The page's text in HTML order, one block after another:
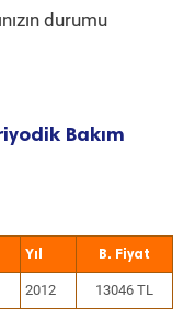
durumu
Bakım
Yıl
2012 13046 TL